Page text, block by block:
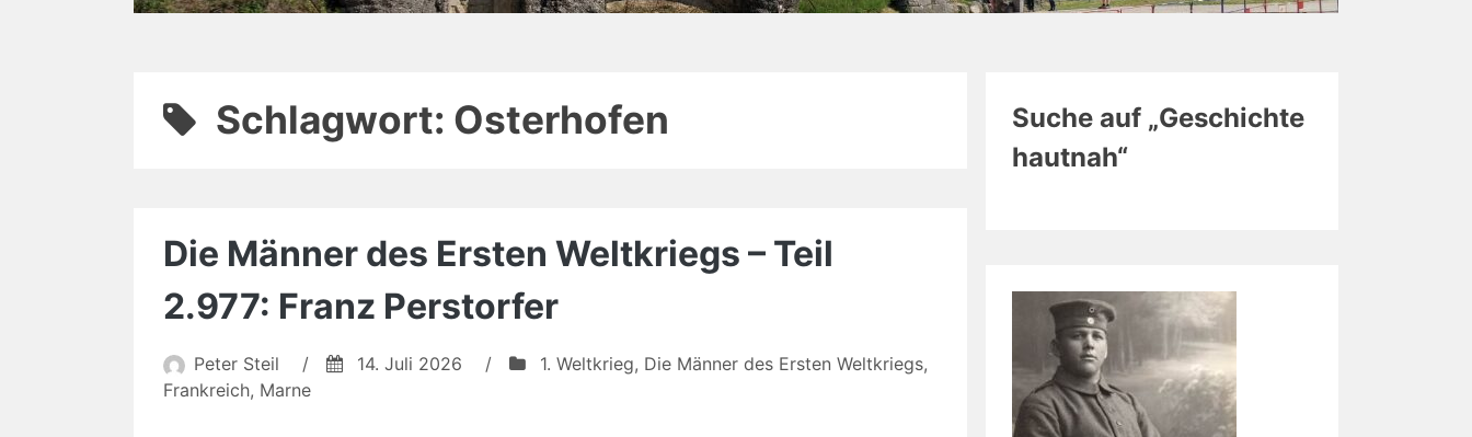
Schlagwort: Osterhofen
Die Männer des Ersten Weltkriegs – Teil
2.977: Franz Perstorfer
Peter Steil / 14. Juli 2026 / 1. Weltkrieg, Die Männer des Ersten Weltkriegs,
Frankreich, Marne
Suche auf „Geschichte
hautnah“